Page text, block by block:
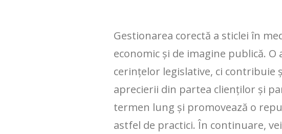
Gestionarea corectă a sticlei în
economic și de imagine publică.
cerințelor legislative, ci contribuie
aprecierii din partea clienților și
termen lung și promovează o
astfel de practici. În continuare,